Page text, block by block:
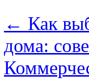
← Как
дома: